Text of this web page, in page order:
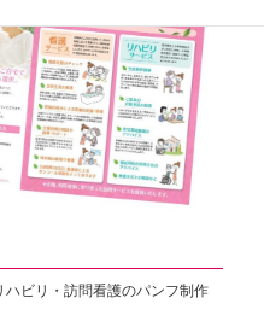
ハビリ・訪問看護のパンフ制作